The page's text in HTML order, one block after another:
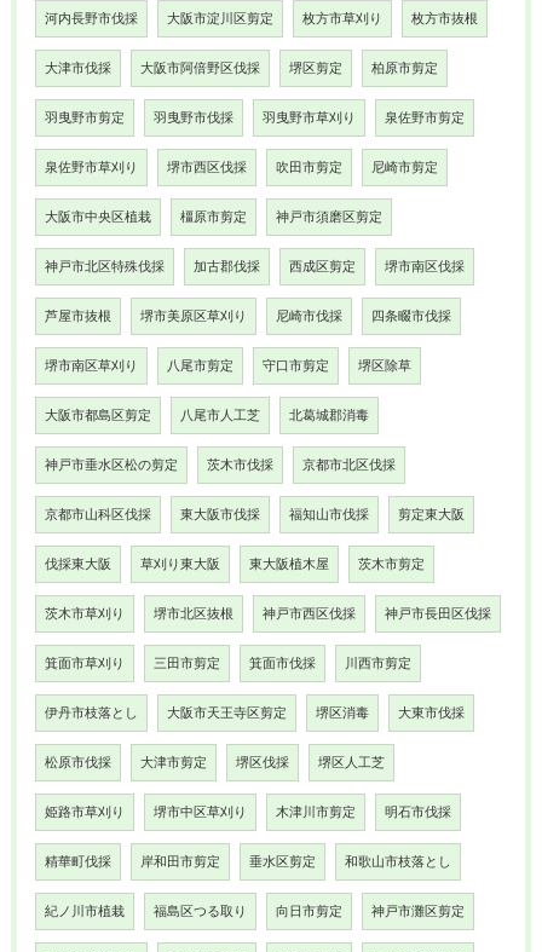
河内長野市伐採 大阪市淀川区剪定 枚方市草刈り 枚方市抜根
大津市伐採 大阪市阿倍野区伐採 堺区剪定 柏原市剪定
羽曳野市剪定 羽曳野市伐採 羽曳野市草刈り 泉佐野市剪定
泉佐野市草刈り 堺市西区伐採 吹田市剪定 尼崎市剪定
大阪市中央区植栽 橿原市剪定 神戸市須磨区剪定
神戸市北区特殊伐採 加古郡伐採 西成区剪定 堺市南区伐採
芦屋市抜根 堺市美原区草刈り 尼崎市伐採 四条畷市伐採
堺市南区草刈り 八尾市剪定 守口市剪定 堺区除草
大阪市都島区剪定 八尾市人工芝 北葛城郡消毒
神戸市垂水区松の剪定 茨木市伐採 京都市北区伐採
京都市山科区伐採 東大阪市伐採 福知山市伐採 剪定東大阪
伐採東大阪 草刈り東大阪 東大阪植木屋 茨木市剪定
茨木市草刈り 堺市北区抜根 神戸市西区伐採 神戸市長田区伐採
箕面市草刈り 三田市剪定 箕面市伐採 川西市剪定
伊丹市枝落とし 大阪市天王寺区剪定 堺区消毒 大東市伐採
松原市伐採 大津市剪定 堺区伐採 堺区人工芝
姫路市草刈り 堺市中区草刈り 木津川市剪定 明石市伐採
精華町伐採 岸和田市剪定 垂水区剪定 和歌山市枝落とし
紀ノ川市植栽 福島区つる取り 向日市剪定 神戸市灘区剪定